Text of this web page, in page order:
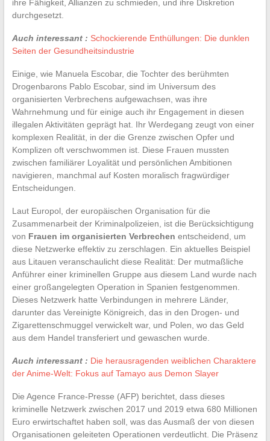
ihre Fähigkeit, Allianzen zu schmieden, und ihre Diskretion
durchgesetzt.
Auch interessant : Schockierende Enthüllungen: Die dunklen
Seiten der Gesundheitsindustrie
Einige, wie Manuela Escobar, die Tochter des berühmten
Drogenbarons Pablo Escobar, sind im Universum des
organisierten Verbrechens aufgewachsen, was ihre
Wahrnehmung und für einige auch ihr Engagement in diesen
illegalen Aktivitäten geprägt hat. Ihr Werdegang zeugt von einer
komplexen Realität, in der die Grenze zwischen Opfer und
Komplizen oft verschwommen ist. Diese Frauen mussten
zwischen familiärer Loyalität und persönlichen Ambitionen
navigieren, manchmal auf Kosten moralisch fragwürdiger
Entscheidungen.
Laut Europol, der europäischen Organisation für die
Zusammenarbeit der Kriminalpolizeien, ist die Berücksichtigung
von Frauen im organisierten Verbrechen entscheidend, um
diese Netzwerke effektiv zu zerschlagen. Ein aktuelles Beispiel
aus Litauen veranschaulicht diese Realität: Der mutmaßliche
Anführer einer kriminellen Gruppe aus diesem Land wurde nach
einer großangelegten Operation in Spanien festgenommen.
Dieses Netzwerk hatte Verbindungen in mehrere Länder,
darunter das Vereinigte Königreich, das in den Drogen- und
Zigarettenschmuggel verwickelt war, und Polen, wo das Geld
aus dem Handel transferiert und gewaschen wurde.
Auch interessant : Die herausragenden weiblichen Charaktere
der Anime-Welt: Fokus auf Tamayo aus Demon Slayer
Die Agence France-Presse (AFP) berichtet, dass dieses
kriminelle Netzwerk zwischen 2017 und 2019 etwa 680 Millionen
Euro erwirtschaftet haben soll, was das Ausmaß der von diesen
Organisationen geleiteten Operationen verdeutlicht. Die Präsenz